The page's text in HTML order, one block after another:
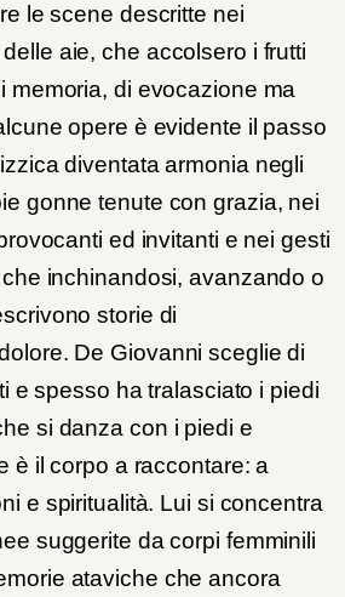
le scene descritte nei
aie, che accolsero i frutti
memoria, di evocazione ma
opere è evidente il passo
diventata armonia negli
gonne tenute con grazia, nei
ed invitanti e nei gesti
inchinandosi, avanzando o
storie di
De Giovanni sceglie di
e spesso ha tralasciato i piedi
si danza con i piedi e
è il corpo a raccontare: a
e spiritualità. Lui si concentra
suggerite da corpi femminili
ataviche che ancora